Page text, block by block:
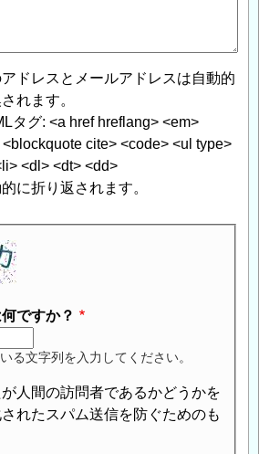
ドレスとメールアドレスは自動的
れます。
タグ: <a href hreflang> <em>
cite> <code> <ul type>
<dl> <dt> <dd>
に折り返されます。
ですか？
る文字列を入力してください。
人間の訪問者であるかどうかを
れたスパム送信を防ぐためのも